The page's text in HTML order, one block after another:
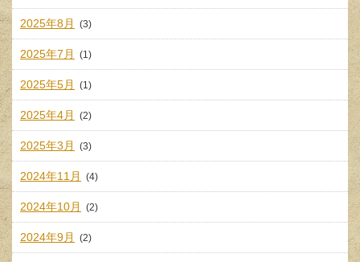
2025年8月 (3)
2025年7月 (1)
2025年5月 (1)
2025年4月 (2)
2025年3月 (3)
2024年11月 (4)
2024年10月 (2)
2024年9月 (2)